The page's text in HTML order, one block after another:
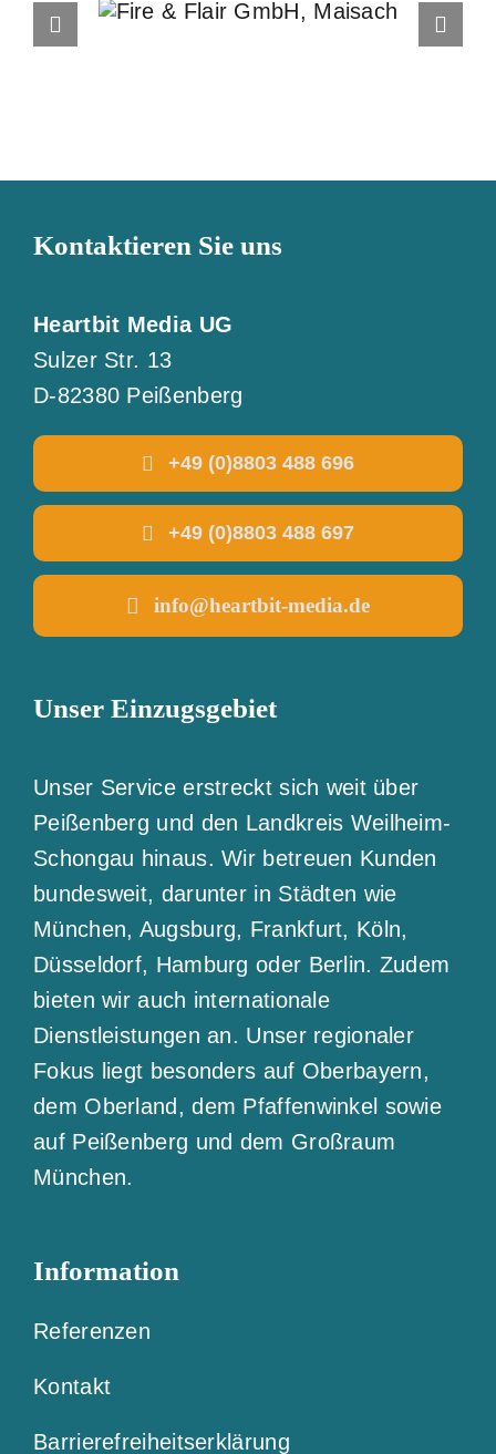
Maisach
Kontaktieren Sie uns
Heartbit Media UG
Sulzer Str. 13
D-82380 Peißenberg
+49 (0)8803 488 696
+49 (0)8803 488 697
info@heartbit-media.de
Unser Einzugsgebiet
Unser Service erstreckt sich weit über
Peißenberg und den Landkreis Weilheim-
Schongau hinaus. Wir betreuen Kunden
bundesweit, darunter in Städten wie
München, Augsburg, Frankfurt, Köln,
Düsseldorf, Hamburg oder Berlin. Zudem
bieten wir auch internationale
Dienstleistungen an. Unser regionaler
Fokus liegt besonders auf Oberbayern,
dem Oberland, dem Pfaffenwinkel sowie
auf Peißenberg und dem Großraum
München.
Information
Referenzen
Kontakt
Barrierefreiheitserklärung